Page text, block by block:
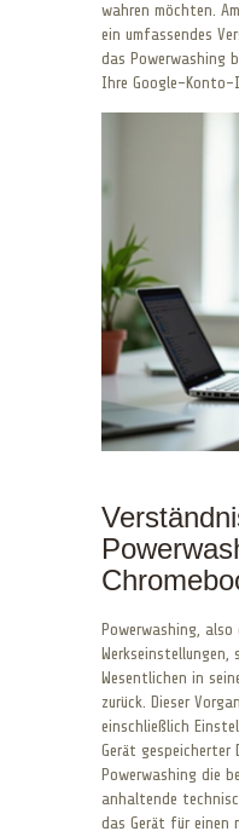
wahren möchten.
ein umfassendes
das Powerwashing
Ihre Google-
Powerwashing,
Werkseinstellungen,
Wesentlichen in
zurück. Dieser
einschließlich
Gerät gespeicherter
Powerwashing die
anhaltende
das Gerät für einen